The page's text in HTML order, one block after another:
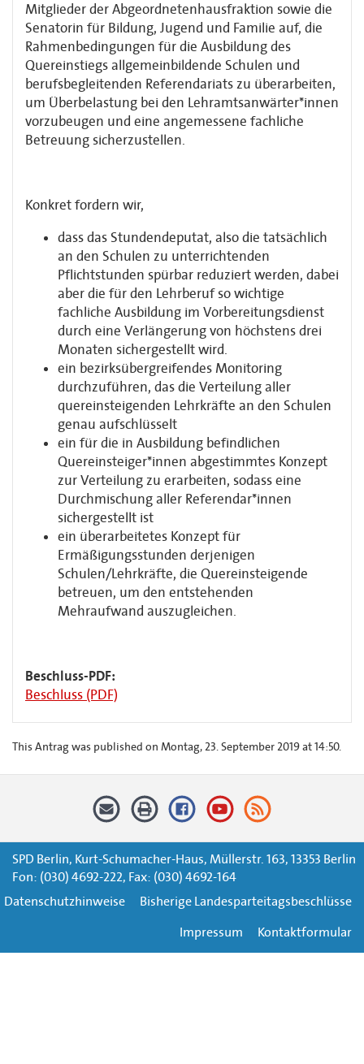
Mitglieder der Abgeordnetenhausfraktion sowie die
Senatorin für Bildung, Jugend und Familie auf, die
Rahmenbedingungen für die Ausbildung des
Quereinstiegs allgemeinbildende Schulen und
berufsbegleitenden Referendariats zu überarbeiten,
um Überbelastung bei den Lehramtsanwärter*innen
vorzubeugen und eine angemessene fachliche
Betreuung sicherzustellen.
Konkret fordern wir,
dass das Stundendeputat, also die tatsächlich
an den Schulen zu unterrichtenden
Pflichtstunden spürbar reduziert werden, dabei
aber die für den Lehrberuf so wichtige
fachliche Ausbildung im Vorbereitungsdienst
durch eine Verlängerung von höchstens drei
Monaten sichergestellt wird.
ein bezirksübergreifendes Monitoring
durchzuführen, das die Verteilung aller
quereinsteigenden Lehrkräfte an den Schulen
genau aufschlüsselt
ein für die in Ausbildung befindlichen
Quereinsteiger*innen abgestimmtes Konzept
zur Verteilung zu erarbeiten, sodass eine
Durchmischung aller Referendar*innen
sichergestellt ist
ein überarbeitetes Konzept für
Ermäßigungsstunden derjenigen
Schulen/Lehrkräfte, die Quereinsteigende
betreuen, um den entstehenden
Mehraufwand auszugleichen.
Beschluss-PDF:
Beschluss (PDF)
This Antrag was published on Montag, 23. September 2019 at 14:50.
SPD Berlin, Kurt-Schumacher-Haus, Müllerstr. 163, 13353 Berlin
Fon: (030) 4692-222, Fax: (030) 4692-164
Datenschutzhinweise
Bisherige Landesparteitagsbeschlüsse
Impressum
Kontaktformular